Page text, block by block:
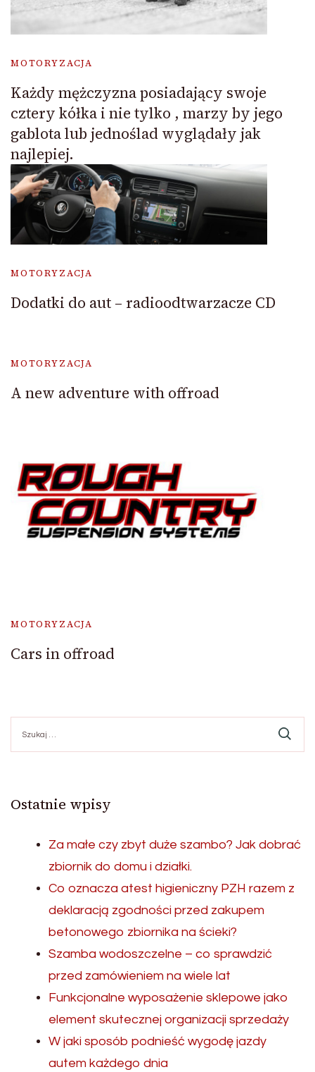
MOTORYZACJA
Każdy mężczyzna posiadający swoje
cztery kółka i nie tylko , marzy by jego
gablota lub jednoślad wyglądały jak
najlepiej.
MOTORYZACJA
Dodatki do aut – radioodtwarzacze CD
MOTORYZACJA
A new adventure with offroad
MOTORYZACJA
Cars in offroad
Ostatnie wpisy
Za małe czy zbyt duże szambo? Jak dobrać
zbiornik do domu i działki.
Co oznacza atest higieniczny PZH razem z
deklaracją zgodności przed zakupem
betonowego zbiornika na ścieki?
Szamba wodoszczelne – co sprawdzić
przed zamówieniem na wiele lat
Funkcjonalne wyposażenie sklepowe jako
element skutecznej organizacji sprzedaży
W jaki sposób podnieść wygodę jazdy
autem każdego dnia